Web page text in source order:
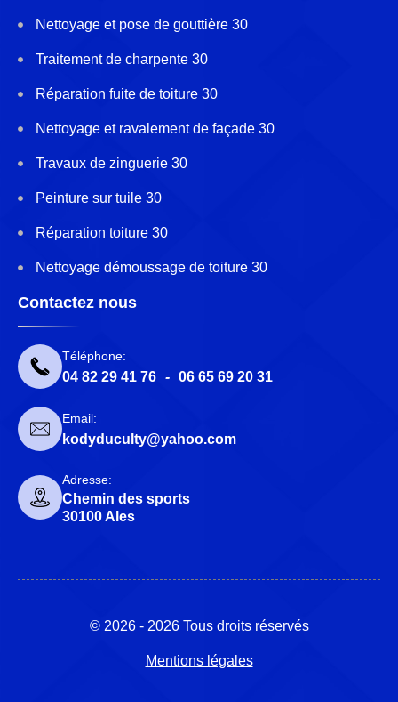
Nettoyage et pose de gouttière 30
Traitement de charpente 30
Réparation fuite de toiture 30
Nettoyage et ravalement de façade 30
Travaux de zinguerie 30
Peinture sur tuile 30
Réparation toiture 30
Nettoyage démoussage de toiture 30
Contactez nous
Téléphone:
04 82 29 41 76 - 06 65 69 20 31
Email:
kodyduculty@yahoo.com
Adresse:
Chemin des sports
30100 Ales
© 2026 - 2026 Tous droits réservés
Mentions légales